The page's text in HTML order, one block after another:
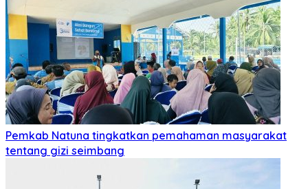
Pemkab Natuna tingkatkan pemahaman masyarakat
tentang gizi seimbang